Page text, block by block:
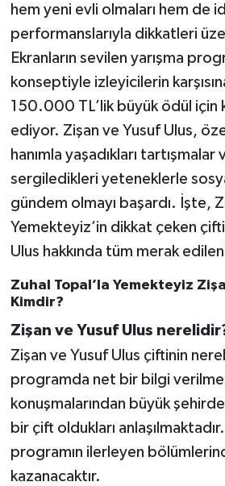
hem yeni evli olmaları hem de
performanslarıyla dikkatleri
Ekranların sevilen yarışma
konseptiyle izleyicilerin
150.000 TL’lik büyük ödül için
ediyor. Zişan ve Yusuf Ulus,
hanımla yaşadıkları
sergiledikleri yeteneklerle
gündem olmayı başardı. İşte,
Yemekteyiz’in dikkat çeken
Ulus hakkında tüm merak
Zuhal Topal’la Yemekteyiz
Kimdir?
Zişan ve Yusuf Ulus
Zişan ve Yusuf Ulus çiftinin
programda net bir bilgi
konuşmalarından büyük
bir çift oldukları
programın ilerleyen
kazanacaktır.